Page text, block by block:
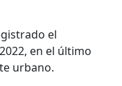
el
en el último
urbano.